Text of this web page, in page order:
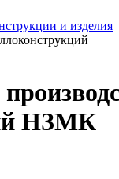
и изделия
НЗМК